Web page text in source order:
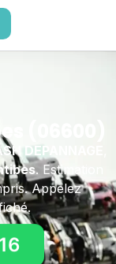
(06600)
DEPANNAGE
. Estimation
Appelez